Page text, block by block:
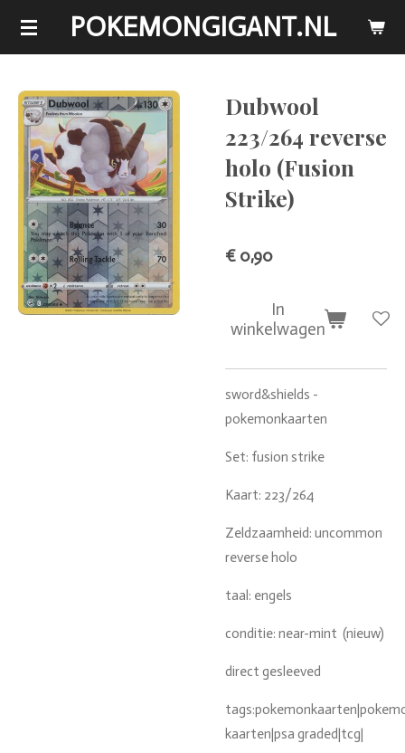
Ga
de
hoofdinhoud
POKEMONGIGANT.NL
Dubwool
223/264 reverse
holo (Fusion
Strike)
€ 0,90
In
winkelwagen
sword&shields -
pokemonkaarten
Set: fusion strike
Kaart: 223/264
Zeldzaamheid: uncommon
reverse holo
taal: engels
conditie: near-mint (nieuw)
direct gesleeved
kaarten|psa graded|tcg|